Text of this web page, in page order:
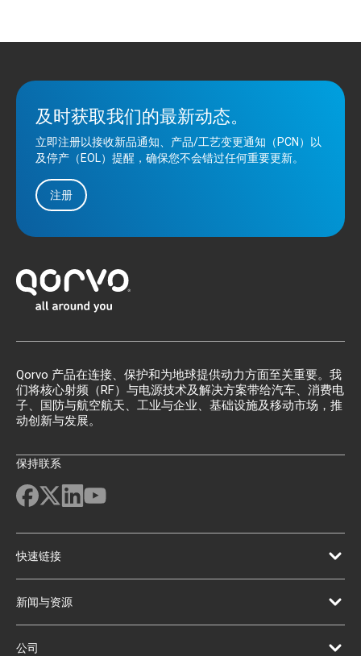
及时获取我们的最新动态。
立即注册以接收新品通知、产品/工艺变更通知（PCN）以
及停产（EOL）提醒，确保您不会错过任何重要更新。
注册
Qorvo 产品在连接、保护和为地球提供动力方面至关重要。我
们将核心射频（RF）与电源技术及解决方案带给汽车、消费电
子、国防与航空航天、工业与企业、基础设施及移动市场，推
动创新与发展。
保持联系
快速链接
新闻与资源
公司